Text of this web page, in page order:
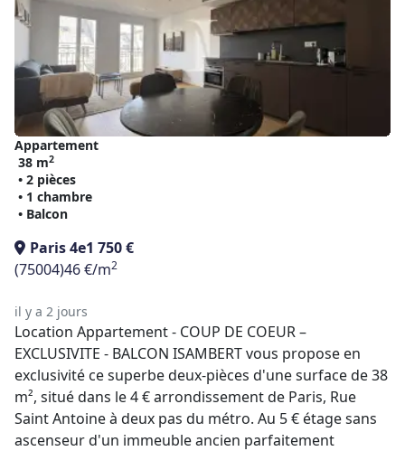
Appartement
38 m2
• 2 pièces
• 1 chambre
• Balcon
Paris 4e1 750 €
(75004)46 €/m2
il y a 2 jours
Location Appartement - COUP DE COEUR –
EXCLUSIVITE - BALCON ISAMBERT vous propose en
exclusivité ce superbe deux-pièces d'une surface de 38
m², situé dans le 4 € arrondissement de Paris, Rue
Saint Antoine à deux pas du métro. Au 5 € étage sans
ascenseur d'un immeuble ancien parfaitement